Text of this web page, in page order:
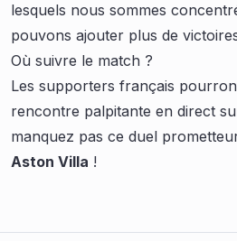
lesquels nous sommes
pouvons ajouter plus de
Où suivre le match ?
Les supporters français
rencontre palpitante en direct
manquez pas ce duel
Aston Villa !